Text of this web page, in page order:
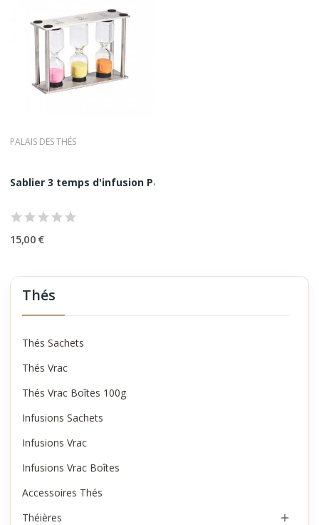
Thés
Thés Sachets
Thés Vrac
Thés Vrac Boîtes 100g
Infusions Sachets
Infusions Vrac
Infusions Vrac Boîtes
Accessoires Thés
Théières

PALAIS DES THÉS
Sablier 3 temps d'infusion Palais Des Thés |...
15,00 €